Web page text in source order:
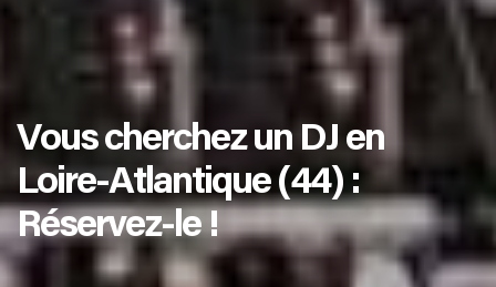
Vous cherchez un DJ en
Loire-Atlantique (44) :
Réservez-le !